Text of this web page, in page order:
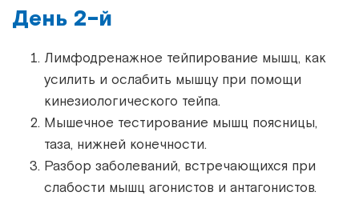
День 2-й
Лимфодренажное тейпирование мышц, как
усилить и ослабить мышцу при помощи
кинезиологического тейпа.
Мышечное тестирование мышц поясницы,
таза, нижней конечности.
Разбор заболеваний, встречающихся при
слабости мышц агонистов и антагонистов.